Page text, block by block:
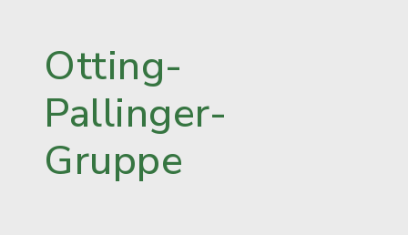
Otting-
Pallinger-
Gruppe